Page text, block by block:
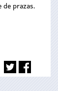
de prazas.